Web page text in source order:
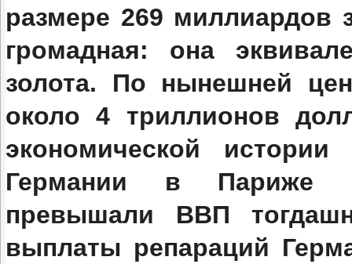
размере 269 миллиардов
громадная: она
золота. По нынешней
около 4 триллионов
экономической
Германии в Париже
превышали ВВП
выплаты репараций